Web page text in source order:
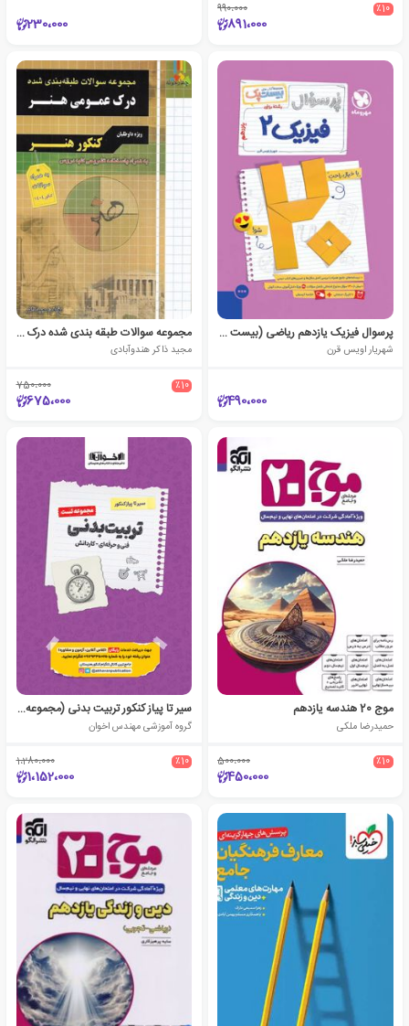
٪10 990،000
891،000 230،000
پرسوال فیزیک یازدهم ریاضی (بیست پک)
شهریار اویس قرن
490،000
مجموعه سوالات طبقه بندی شده درک عمومی هنر
مجید ذاکر هندوآبادی
٪10 750،000
675،000
موج 20 هندسه یازدهم
حمیدرضا ملکی
٪10 500،000
450،000
سیر تا پیاز کنکور تربیت بدنی (مجموعه تست)
گروه آموزشی مهندس اخوان
٪10 1،280،000
1،152،000